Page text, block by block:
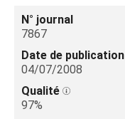
N° journal
7867
Date de publication
04/07/2008
Qualité
97%